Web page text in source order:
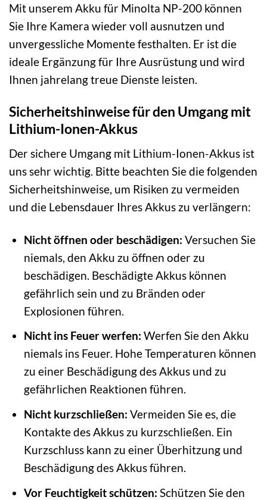
Mit unserem Akku für Minolta NP-200 können
Sie Ihre Kamera wieder voll ausnutzen und
unvergessliche Momente festhalten. Er ist die
ideale Ergänzung für Ihre Ausrüstung und wird
Ihnen jahrelang treue Dienste leisten.
Sicherheitshinweise für den Umgang mit
Lithium-Ionen-Akkus
Der sichere Umgang mit Lithium-Ionen-Akkus ist
uns sehr wichtig. Bitte beachten Sie die folgenden
Sicherheitshinweise, um Risiken zu vermeiden
und die Lebensdauer Ihres Akkus zu verlängern:
Nicht öffnen oder beschädigen: Versuchen Sie
niemals, den Akku zu öffnen oder zu
beschädigen. Beschädigte Akkus können
gefährlich sein und zu Bränden oder
Explosionen führen.
Nicht ins Feuer werfen: Werfen Sie den Akku
niemals ins Feuer. Hohe Temperaturen können
zu einer Beschädigung des Akkus und zu
gefährlichen Reaktionen führen.
Nicht kurzschließen: Vermeiden Sie es, die
Kontakte des Akkus zu kurzschließen. Ein
Kurzschluss kann zu einer Überhitzung und
Beschädigung des Akkus führen.
Vor Feuchtigkeit schützen: Schützen Sie den